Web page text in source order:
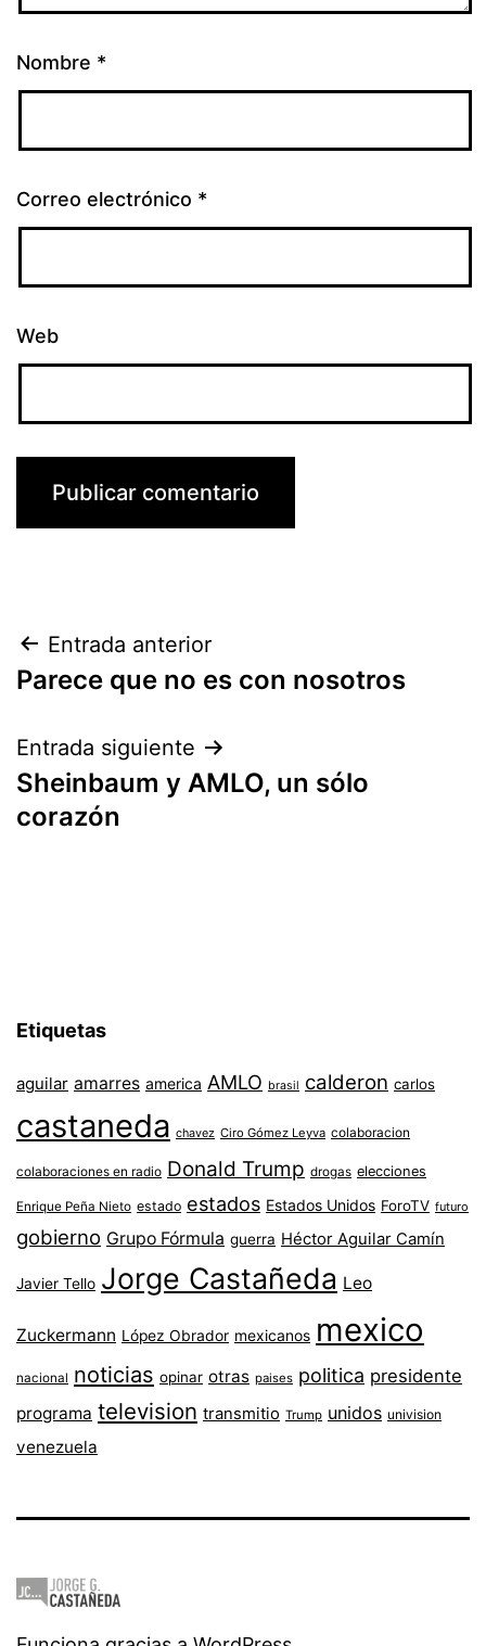
Nombre *
Correo electrónico *
Web
Navegación
de
entradas
Entrada anterior
Parece que no es con nosotros
Entrada siguiente
Sheinbaum y AMLO, un sólo
corazón
Etiquetas
aguilar amarres america AMLO brasil calderon carlos
castaneda chavez Ciro Gómez Leyva colaboracion
colaboraciones en radio Donald Trump drogas elecciones
Enrique Peña Nieto estado estados Estados Unidos ForoTV futuro
gobierno Grupo Fórmula guerra Héctor Aguilar Camín
Javier Tello Jorge Castañeda Leo
Zuckermann López Obrador mexicanos mexico
nacional noticias opinar otras paises politica presidente
programa television transmitio Trump unidos univision
venezuela